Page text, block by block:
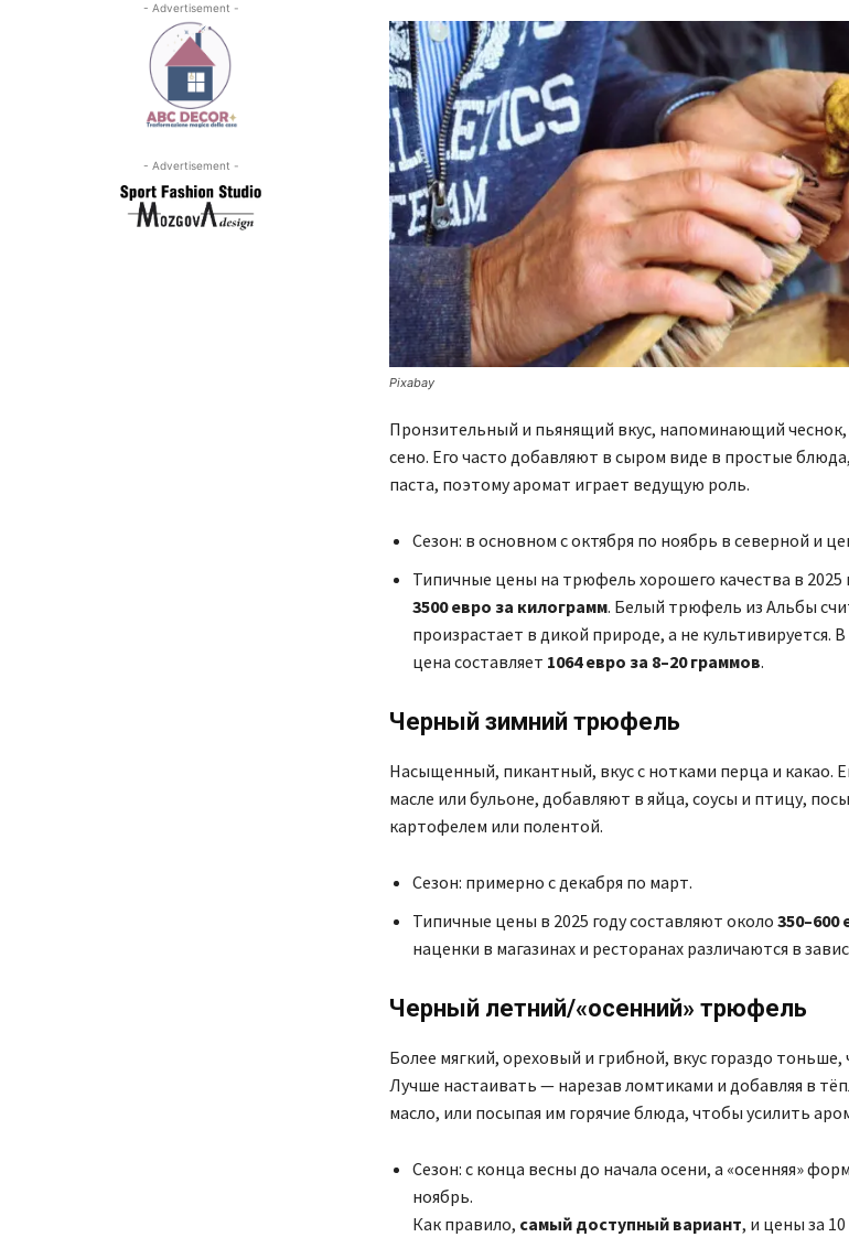
- Advertisement -
- Advertisement -
Pixabay
Пронзительный и пьянящий вкус, напоминающий
сено. Его часто добавляют в сыром виде в простые
паста, поэтому аромат играет ведущую роль.
Сезон: в основном с октября по ноябрь в северной и
Типичные цены на трюфель хорошего качества в 2025
3500 евро за килограмм. Белый трюфель из Альбы
произрастает в дикой природе, а не культивируется.
цена составляет 1064 евро за 8–20 граммов.
Черный зимний трюфель
Насыщенный, пикантный, вкус с нотками перца и какао.
масле или бульоне, добавляют в яйца, соусы и птицу,
картофелем или полентой.
Сезон: примерно с декабря по март.
Типичные цены в 2025 году составляют около 350–600
наценки в магазинах и ресторанах различаются в
Черный летний/«осенний» трюфель
Более мягкий, ореховый и грибной, вкус гораздо
Лучше настаивать — нарезав ломтиками и добавляя в
масло, или посыпая им горячие блюда, чтобы усилить
Сезон: с конца весны до начала осени, а «осенняя»
ноябрь.
Как правило, самый доступный вариант, и цены за